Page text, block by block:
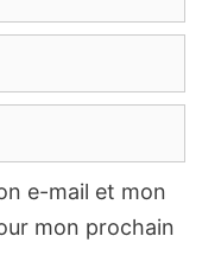
e-mail et mon
mon prochain